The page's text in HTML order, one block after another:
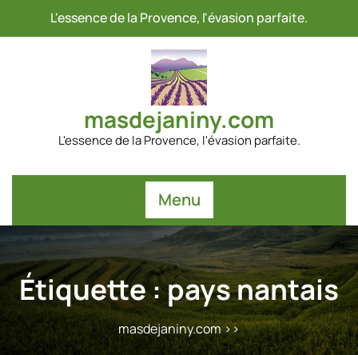
L'essence de la Provence, l'évasion parfaite.
masdejaniny.com
L'essence de la Provence, l'évasion parfaite.
Menu
Étiquette :pays nantais
masdejaniny.com>>